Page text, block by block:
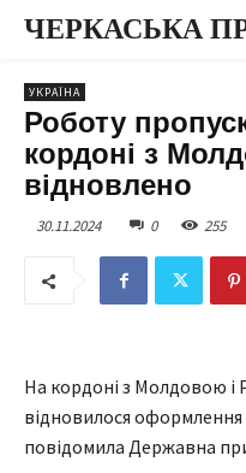
ЧЕРКАСЬКА
УКРАЇНА
Роботу
кордоні з
відновлено
30.11.2024 0 255
На кордоні з Молдовою і
відновилося
повідомила Державна